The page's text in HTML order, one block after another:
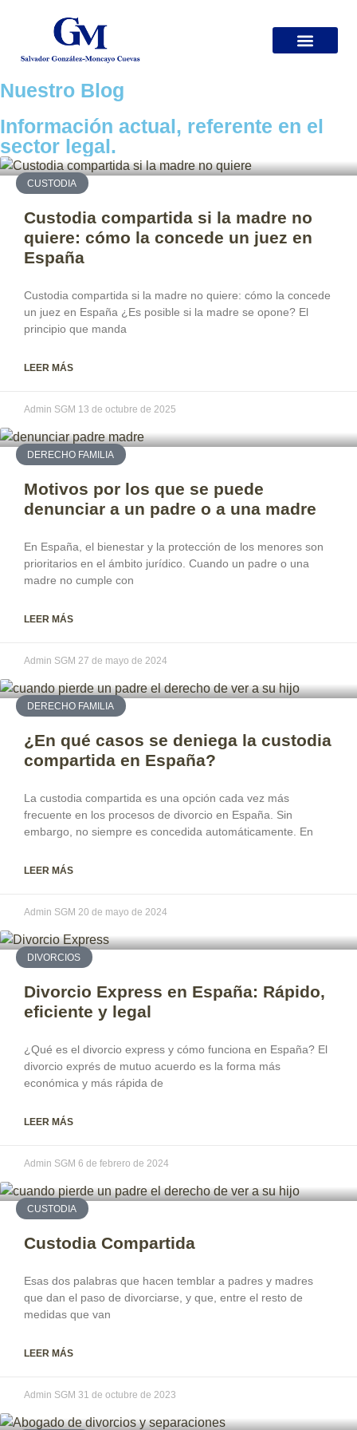
Nuestro Blog
Información actual, referente en el
sector legal.
CUSTODIA
Custodia compartida si la madre no
quiere: cómo la concede un juez en
España
Custodia compartida si la madre no quiere: cómo la concede
un juez en España ¿Es posible si la madre se opone? El
principio que manda
LEER MÁS
Admin SGM 13 de octubre de 2025
DERECHO FAMILIA
Motivos por los que se puede
denunciar a un padre o a una madre
En España, el bienestar y la protección de los menores son
prioritarios en el ámbito jurídico. Cuando un padre o una
madre no cumple con
LEER MÁS
Admin SGM 27 de mayo de 2024
DERECHO FAMILIA
¿En qué casos se deniega la custodia
compartida en España?
La custodia compartida es una opción cada vez más
frecuente en los procesos de divorcio en España. Sin
embargo, no siempre es concedida automáticamente. En
LEER MÁS
Admin SGM 20 de mayo de 2024
DIVORCIOS
Divorcio Express en España: Rápido,
eficiente y legal
¿Qué es el divorcio express y cómo funciona en España? El
divorcio exprés de mutuo acuerdo es la forma más
económica y más rápida de
LEER MÁS
Admin SGM 6 de febrero de 2024
CUSTODIA
Custodia Compartida
Esas dos palabras que hacen temblar a padres y madres
que dan el paso de divorciarse, y que, entre el resto de
medidas que van
LEER MÁS
Admin SGM 31 de octubre de 2023